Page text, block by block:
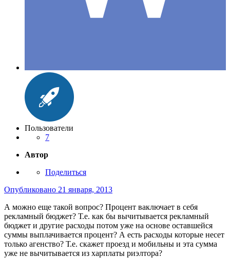
Пользователи
7
Автор
Поделиться
Опубликовано 21 января, 2013
А можно еще такой вопрос? Процент ваключает в себя
рекламный бюджет? Т.е. как бы вычитывается рекламный
бюджет и другие расходы потом уже на основе оставшейся
суммы выплачивается процент? А есть расходы которые несет
только агенство? Т.е. скажет проезд и мобильны и эта сумма
уже не вычитывается из харплаты риэлтора?